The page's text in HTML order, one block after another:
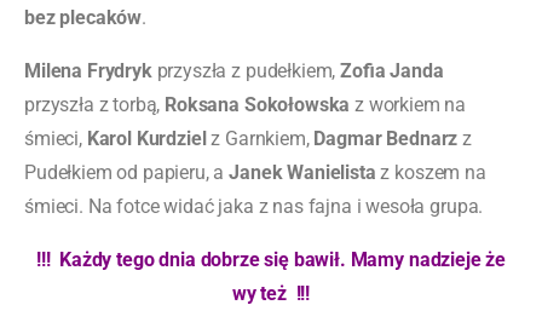
bez plecaków.
Milena Frydryk przyszła z pudełkiem,Zofia Janda
przyszła z torbą, Roksana Sokołowska z workiem na
śmieci, Karol Kurdzielz Garnkiem, Dagmar Bednarz z
Pudełkiem od papieru, aJanek Wanielista z koszem na
śmieci. Na fotce widać jaka z nas fajna i wesoła grupa.
!!! Każdy tego dnia dobrze się bawił. Mamy nadzieje że
wy też !!!